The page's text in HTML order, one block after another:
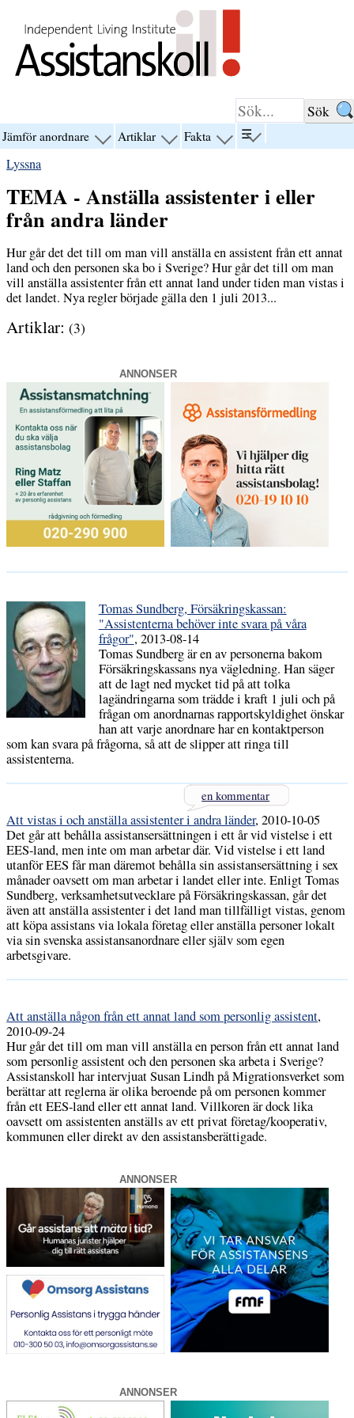
Jämför anordnare visa
anordnare”
Artiklar visa Fakta visa
☰visa
menyn
Lyssna
TEMA - Anställa assistenter i eller
från andra länder
Hur går det det till om man vill anställa en assistent från ett annat
land och den personen ska bo i Sverige? Hur går det till om man
vill anställa assistenter från ett annat land under tiden man vistas i
det landet. Nya regler började gälla den 1 juli 2013...
Artiklar:(3)
ANNONSER
Tomas Sundberg, Försäkringskassan:
"Assistenterna behöver inte svara på våra
frågor", 2013-08-14
Tomas Sundberg är en av personerna bakom
Försäkringskassans nya vägledning. Han säger
att de lagt ned mycket tid på att tolka
lagändringarna som trädde i kraft 1 juli och på
frågan om anordnarnas rapportskyldighet önskar
han att varje anordnare har en kontaktperson
som kan svara på frågorna, så att de slipper att ringa till
assistenterna.
en kommentar
Att vistas i och anställa assistenter i andra länder, 2010-10-05
Det går att behålla assistansersättningen i ett år vid vistelse i ett
EES-land, men inte om man arbetar där. Vid vistelse i ett land
utanför EES får man däremot behålla sin assistansersättning i sex
månader oavsett om man arbetar i landet eller inte. Enligt Tomas
Sundberg, verksamhetsutvecklare på Försäkringskassan, går det
även att anställa assistenter i det land man tillfälligt vistas, genom
att köpa assistans via lokala företag eller anställa personer lokalt
via sin svenska assistansanordnare eller själv som egen
arbetsgivare.
Att anställa någon från ett annat land som personlig assistent,
2010-09-24
Hur går det till om man vill anställa en person från ett annat land
som personlig assistent och den personen ska arbeta i Sverige?
Assistanskoll har intervjuat Susan Lindh på Migrationsverket som
berättar att reglerna är olika beroende på om personen kommer
från ett EES-land eller ett annat land. Villkoren är dock lika
oavsett om assistenten anställs av ett privat företag/kooperativ,
kommunen eller direkt av den assistansberättigade.
ANNONSER
ANNONSER